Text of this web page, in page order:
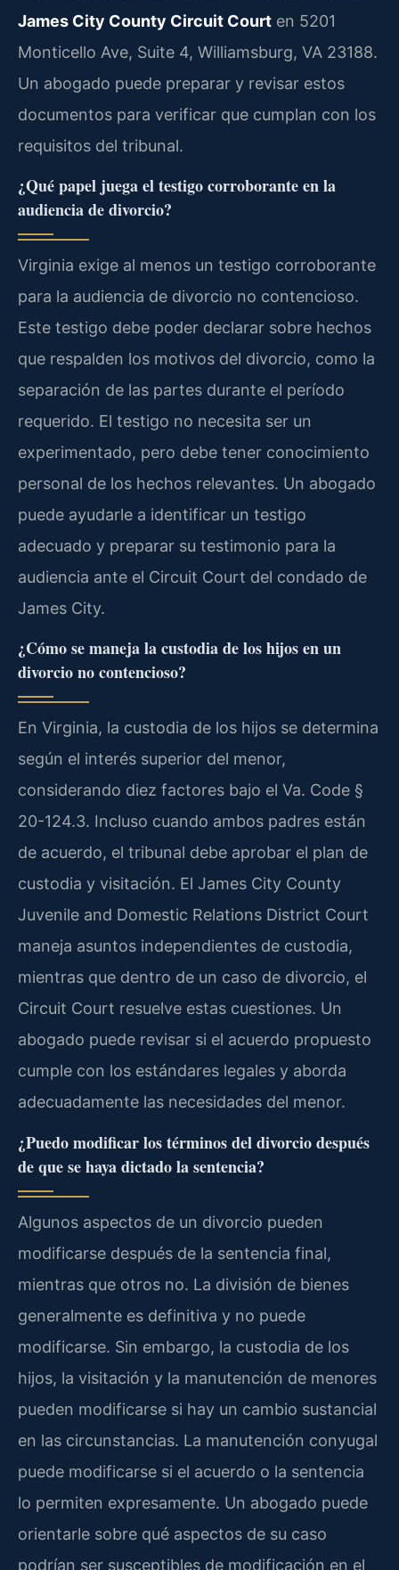
James City County Circuit Court en 5201
Monticello Ave, Suite 4, Williamsburg, VA 23188.
Un abogado puede preparar y revisar estos
documentos para verificar que cumplan con los
requisitos del tribunal.
¿Qué papel juega el testigo corroborante en la
audiencia de divorcio?
Virginia exige al menos un testigo corroborante
para la audiencia de divorcio no contencioso.
Este testigo debe poder declarar sobre hechos
que respalden los motivos del divorcio, como la
separación de las partes durante el período
requerido. El testigo no necesita ser un
experimentado, pero debe tener conocimiento
personal de los hechos relevantes. Un abogado
puede ayudarle a identificar un testigo
adecuado y preparar su testimonio para la
audiencia ante el Circuit Court del condado de
James City.
¿Cómo se maneja la custodia de los hijos en un
divorcio no contencioso?
En Virginia, la custodia de los hijos se determina
según el interés superior del menor,
considerando diez factores bajo el Va. Code §
20-124.3. Incluso cuando ambos padres están
de acuerdo, el tribunal debe aprobar el plan de
custodia y visitación. El James City County
Juvenile and Domestic Relations District Court
maneja asuntos independientes de custodia,
mientras que dentro de un caso de divorcio, el
Circuit Court resuelve estas cuestiones. Un
abogado puede revisar si el acuerdo propuesto
cumple con los estándares legales y aborda
adecuadamente las necesidades del menor.
¿Puedo modificar los términos del divorcio después
de que se haya dictado la sentencia?
Algunos aspectos de un divorcio pueden
modificarse después de la sentencia final,
mientras que otros no. La división de bienes
generalmente es definitiva y no puede
modificarse. Sin embargo, la custodia de los
hijos, la visitación y la manutención de menores
pueden modificarse si hay un cambio sustancial
en las circunstancias. La manutención conyugal
puede modificarse si el acuerdo o la sentencia
lo permiten expresamente. Un abogado puede
orientarle sobre qué aspectos de su caso
podrían ser susceptibles de modificación en el